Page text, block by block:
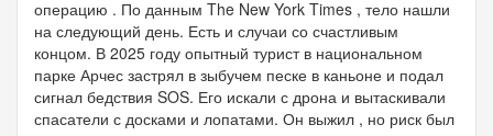
операцию . По данным The New York Times , тело нашли
на следующий день. Есть и случаи со счастливым
концом. В 2025 году опытный турист в национальном
парке Арчес застрял в зыбучем песке в каньоне и подал
сигнал бедствия SOS. Его искали с дрона и вытаскивали
спасатели с досками и лопатами. Он выжил , но риск был